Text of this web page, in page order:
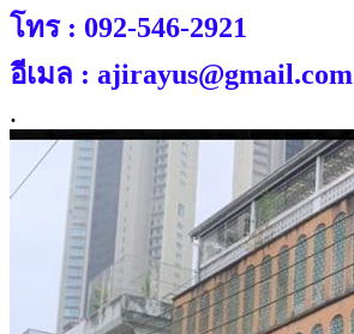
โทร : 092-546-2921
อีเมล : ajirayus@gmail.com
.